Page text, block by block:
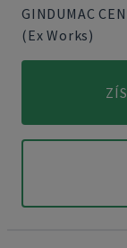
GINDUMAC
(Ex Works)